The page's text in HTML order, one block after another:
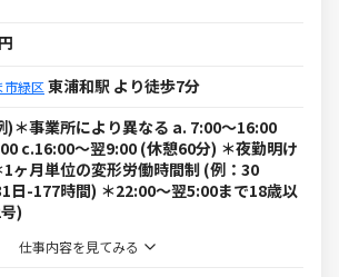
市緑区 東浦和駅 より徒歩7分
＊事業所により異なる a. 7:00～16:00
c.16:00～翌9:00 (休憩60分) ＊夜勤明け
1ヶ月単位の変形労働時間制 (例：30
日-177時間) ＊22:00～翌5:00まで18歳以
)
仕事内容を見てみる